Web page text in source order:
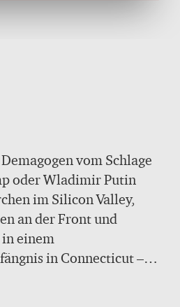
vom Schlage
oder Wladimir Putin
im Silicon Valley,
an der Front und
einem
in Connecticut –
diesem Buch. So wie
Vaclav Havel und